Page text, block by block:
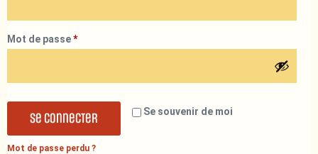
Mot de passe*
Se souvenir de moi
Se connecter
Mot de passe perdu ?